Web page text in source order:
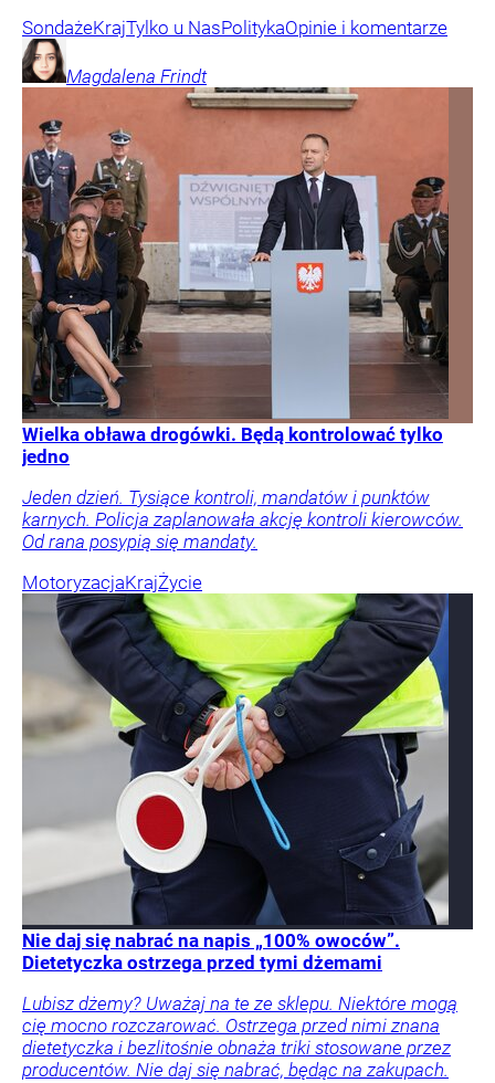
SondażeKrajTylko u NasPolitykaOpinie i komentarze
Magdalena Frindt
Wielka obława drogówki. Będą kontrolować tylko
jedno
Jeden dzień. Tysiące kontroli, mandatów i punktów
karnych. Policja zaplanowała akcję kontroli kierowców.
Od rana posypią się mandaty.
MotoryzacjaKrajŻycie
Nie daj się nabrać na napis „100% owoców”.
Dietetyczka ostrzega przed tymi dżemami
Lubisz dżemy? Uważaj na te ze sklepu. Niektóre mogą
cię mocno rozczarować. Ostrzega przed nimi znana
dietetyczka i bezlitośnie obnaża triki stosowane przez
producentów. Nie daj się nabrać, będąc na zakupach.